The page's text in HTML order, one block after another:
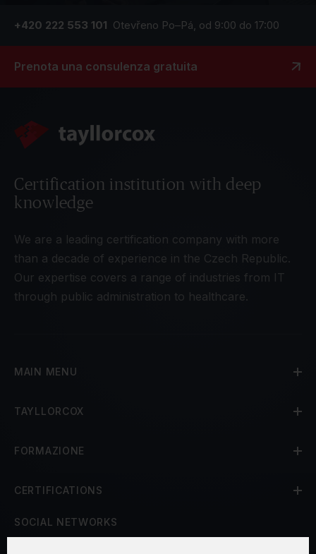
+420 222 553 101 Otevřeno Po–Pá, od 9:00 do 17:00
Prenota una consulenza gratuita
Certification institution with deep
knowledge
We are a leading certification company with more
than a decade of experience in the Czech Republic.
Our expertise covers a range of industries from IT
through public administration to healthcare.
MAIN MENU
TAYLLORCOX
FORMAZIONE
CERTIFICATIONS
SOCIAL NETWORKS